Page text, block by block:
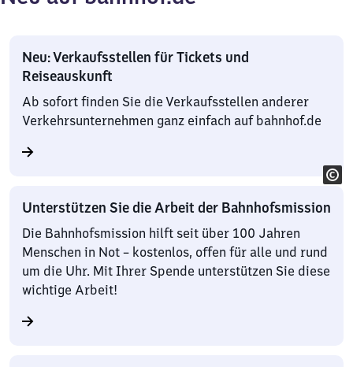
Neu: Verkaufsstellen für Tickets und
Reiseauskunft
Ab sofort finden Sie die Verkaufsstellen anderer
Verkehrsunternehmen ganz einfach auf bahnhof.de
Unterstützen Sie die Arbeit der Bahnhofsmission
Die Bahnhofsmission hilft seit über 100 Jahren
Menschen in Not – kostenlos, offen für alle und rund
um die Uhr. Mit Ihrer Spende unterstützen Sie diese
wichtige Arbeit!